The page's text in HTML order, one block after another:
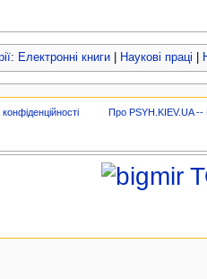
: Електронні книги| Наукові праці
Про PSYH.KIEV.UA --